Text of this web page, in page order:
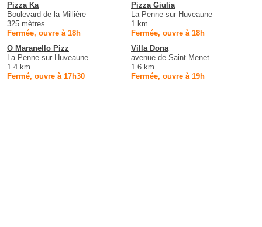
Pizza Ka
Boulevard de la Millière
325 mètres
Fermée, ouvre à 18h
Pizza Giulia
La Penne-sur-Huveaune
1 km
Fermée, ouvre à 18h
O Maranello Pizz
La Penne-sur-Huveaune
1.4 km
Fermé, ouvre à 17h30
Villa Dona
avenue de Saint Menet
1.6 km
Fermée, ouvre à 19h